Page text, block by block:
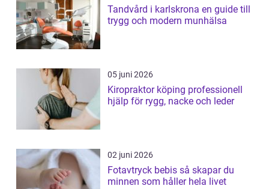
Tandvård i karlskrona en guide till
trygg och modern munhälsa
05 juni 2026
Kiropraktor köping professionell
hjälp för rygg, nacke och leder
02 juni 2026
Fotavtryck bebis så skapar du
minnen som håller hela livet